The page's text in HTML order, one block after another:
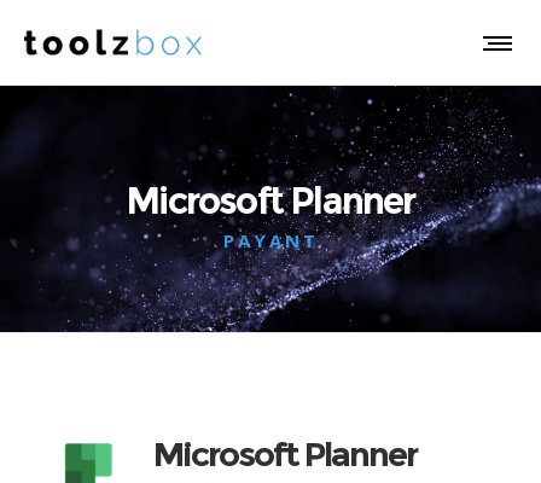
Microsoft Planner
PAYANT
Microsoft Planner